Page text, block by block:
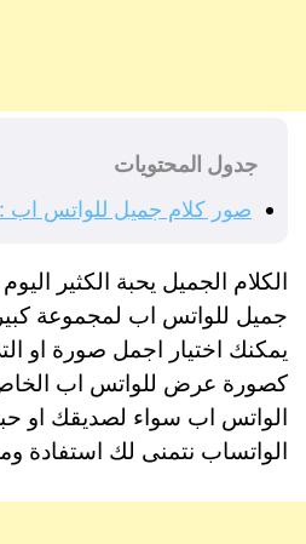
جدول المحتويات
صور كلام جميل للواتس اب :
الكلام الجميل يحبة الكثير
جميل للواتس اب لمجموعة
يمكنك اختيار اجمل صورة او
كصورة عرض للواتس اب الخاص
الواتس اب سواء لصديقك او
الواتساب نتمنى لك استفادة